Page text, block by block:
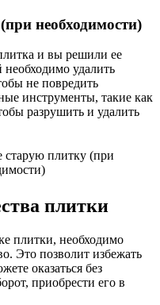
необходимости)
и вы решили ее
необходимо удалить
не повредить
инструменты, такие как
разрушить и удалить
старую плитку (при
плитки
плитки, необходимо
Это позволит избежать
оказаться без
приобрести его в